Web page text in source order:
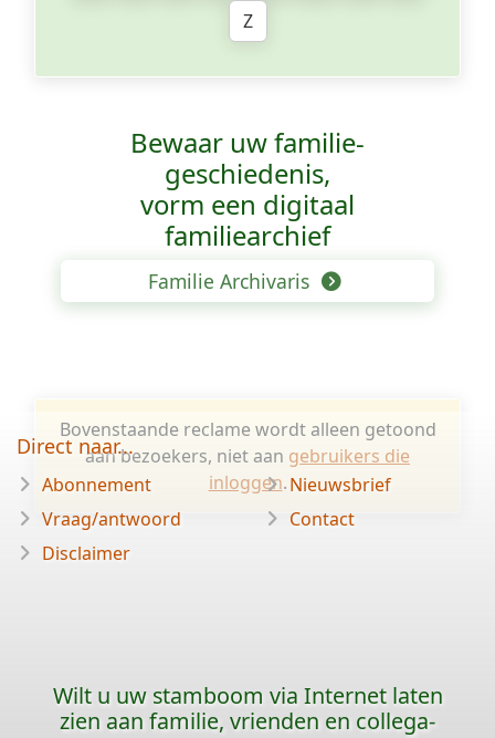
Z
Bewaar uw familie­
geschiedenis,
vorm een digitaal
familiearchief
Familie Archivaris
Bovenstaande reclame wordt alleen getoond
aan bezoekers, niet aan gebruikers die
inloggen.
Direct naar...
Abonnement
Vraag/antwoord
Disclaimer
Nieuwsbrief
Contact
Wilt u uw stamboom via Internet laten
zien aan familie, vrienden en collega-